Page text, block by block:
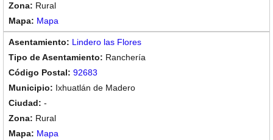
Rural
Mapa
Lindero las Flores
Ranchería
92683
Ixhuatlán de Madero
-
Rural
Mapa